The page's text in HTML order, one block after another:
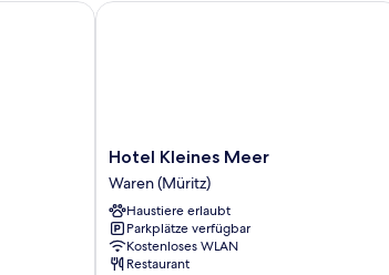
Hotel
Kleines
Meer
Waren
(Müritz)
Hotel Kleines Meer
Waren (Müritz)
Haustiere erlaubt
Parkplätze verfügbar
Kostenloses WLAN
Restaurant
Hotel Kleines Meer